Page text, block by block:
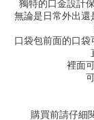
無論是日常外出
口袋包前面的口
裡面
購買前請仔細